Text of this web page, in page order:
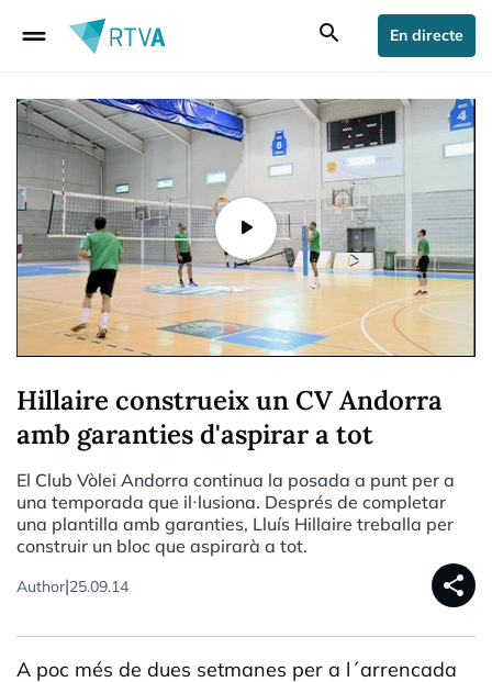
drag_handle search En directe
Hillaire construeix un CV Andorra
amb garanties d'aspirar a tot
El Club Vòlei Andorra continua la posada a punt per a
una temporada que il·lusiona. Després de completar
una plantilla amb garanties, Lluís Hillaire treballa per
construir un bloc que aspirarà a tot.
Author|25.09.14 share
A poc més de dues setmanes per a l´arrencada